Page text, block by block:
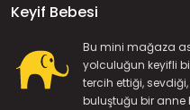
Keyif Bebesi
Bu mini mağaza
yolculuğun keyifli
tercih ettiği,
buluştuğu bir anne